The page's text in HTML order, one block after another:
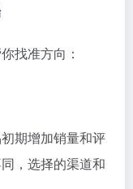
找准方向：
期增加销量和评
，选择的渠道和